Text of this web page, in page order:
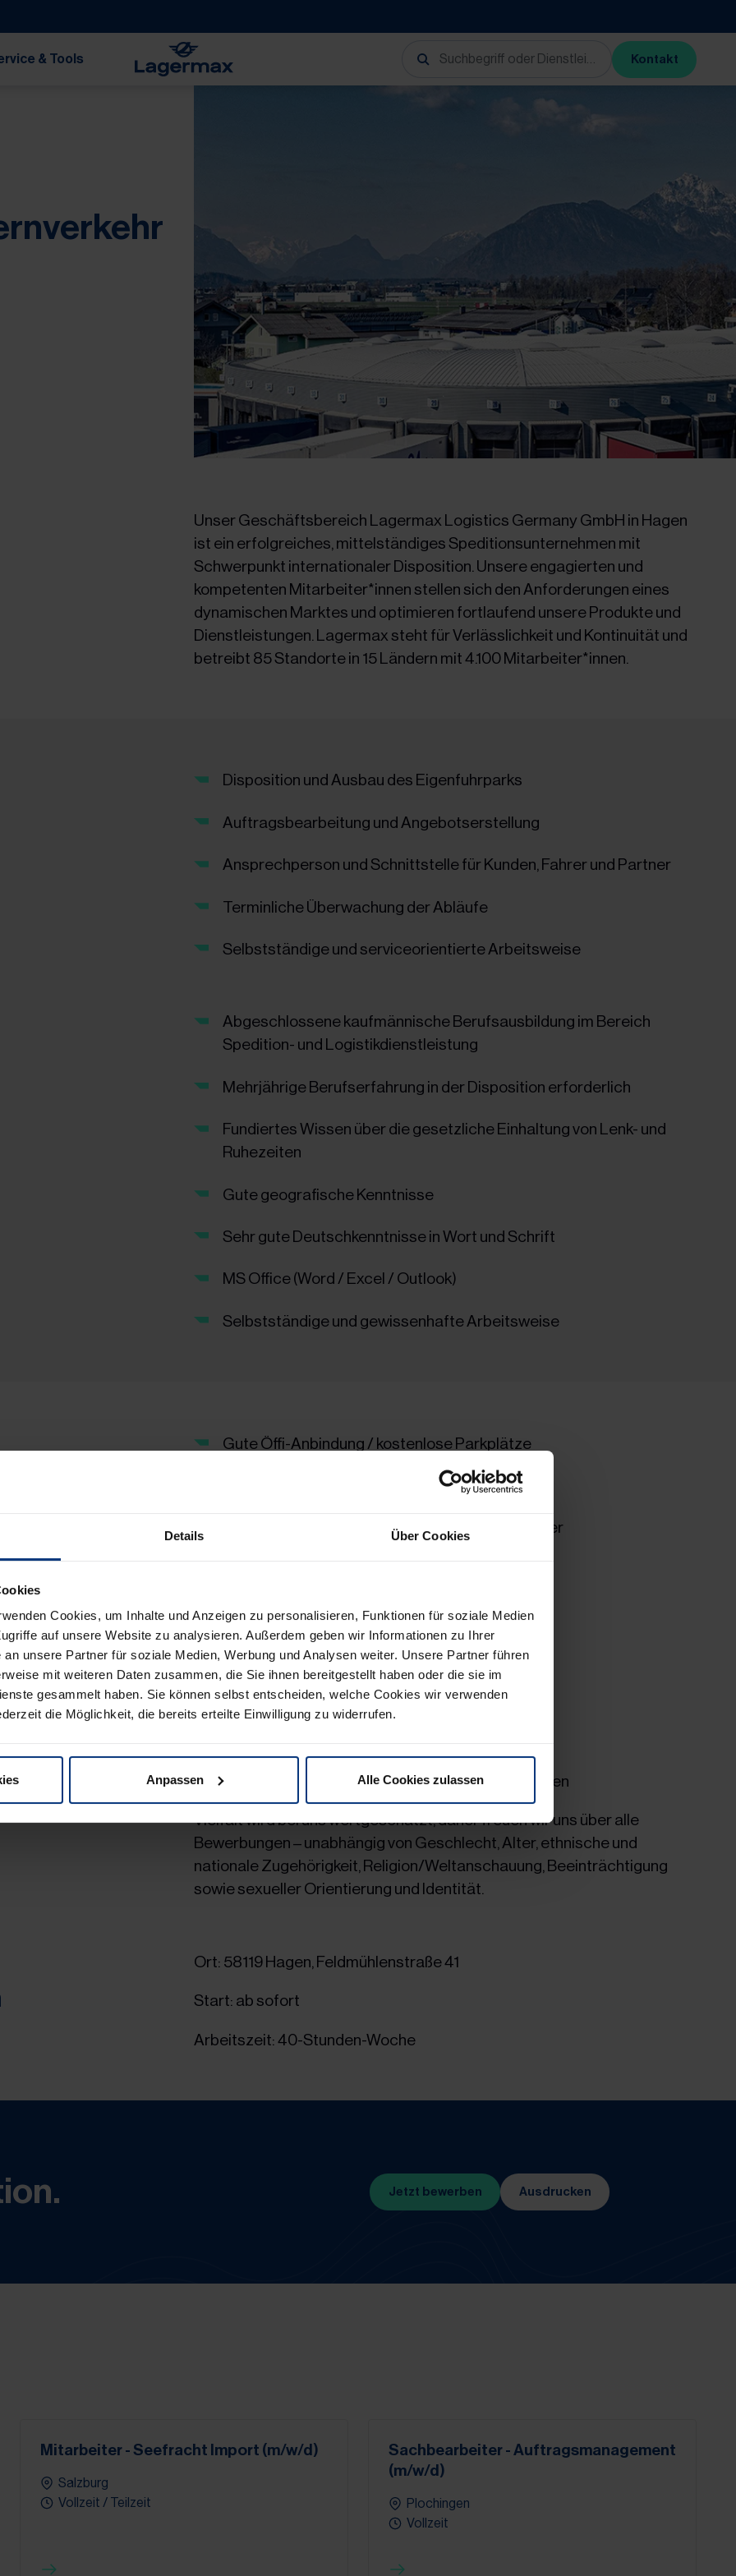
Details Über Cookies
Cookies, um Inhalte und Anzeigen zu personalisieren, Funktionen für soziale Medien
auf unsere Website zu analysieren. Außerdem geben wir Informationen zu Ihrer
unsere Partner für soziale Medien, Werbung und Analysen weiter. Unsere Partner führen
mit weiteren Daten zusammen, die Sie ihnen bereitgestellt haben oder die sie im
gesammelt haben. Sie können selbst entscheiden, welche Cookies wir verwenden
die Möglichkeit, die bereits erteilte Einwilligung zu widerrufen.
Anpassen Alle Cookies zulassen
& Tools Kontakt
Unser Geschäftsbereich Lagermax Logistics Germany GmbH in Hagen
ist ein erfolgreiches, mittelständiges Speditionsunternehmen mit
Schwerpunkt internationaler Disposition. Unsere engagierten und
kompetenten Mitarbeiter*innen stellen sich den Anforderungen eines
dynamischen Marktes und optimieren fortlaufend unsere Produkte und
Dienstleistungen. Lagermax steht für Verlässlichkeit und Kontinuität und
betreibt 85 Standorte in 15 Ländern mit 4.100 Mitarbeiter*innen.
Disposition und Ausbau des Eigenfuhrparks
Auftragsbearbeitung und Angebotserstellung
Ansprechperson und Schnittstelle für Kunden, Fahrer und Partner
Terminliche Überwachung der Abläufe
Selbstständige und serviceorientierte Arbeitsweise
Abgeschlossene kaufmännische Berufsausbildung im Bereich
Spedition- und Logistikdienstleistung
Mehrjährige Berufserfahrung in der Disposition erforderlich
Fundiertes Wissen über die gesetzliche Einhaltung von Lenk- und
Ruhezeiten
Gute geografische Kenntnisse
Sehr gute Deutschkenntnisse in Wort und Schrift
MS Office (Word / Excel / Outlook)
Selbstständige und gewissenhafte Arbeitsweise
Gute Öffi-Anbindung / kostenlose Parkplätze
Motivierendes und wertschätzendes Miteinander
Möglichkeit zur Mitgestaltung
Regelmäßige Mitarbeiterbefragung
Langfristige Perspektive
Österreichisches familiengeführtes Unternehmen
Vielfalt wird bei uns wertgeschätzt, daher freuen wir uns über alle
Bewerbungen – unabhängig von Geschlecht, Alter, ethnische und
nationale Zugehörigkeit, Religion/Weltanschauung, Beeinträchtigung
sowie sexueller Orientierung und Identität.
Ort: 58119 Hagen, Feldmühlenstraße 41
Start: ab sofort
Arbeitszeit: 40-Stunden-Woche
Jetzt bewerben
(Öffnet in neuem Tab) Ausdrucken
Mitarbeiter - Seefracht Import (m/w/d)
Salzburg
Vollzeit / Teilzeit
Sachbearbeiter - Auftragsmanagement
(m/w/d)
Plochingen
Vollzeit